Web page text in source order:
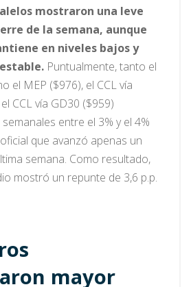
mostraron una leve
de la semana, aunque
en niveles bajos y
Puntualmente, tanto el
el MEP ($976), el CCL vía
CCL vía GD30 ($959)
entre el 3% y el 4%
que avanzó apenas un
semana. Como resultado,
mostró un repunte de 3,6 p.p.
mayor